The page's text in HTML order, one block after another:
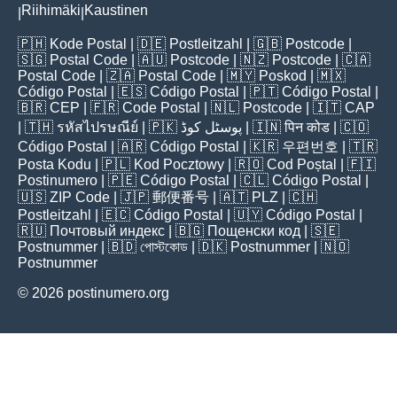
Riihimäki Kaustinen
🇵🇭 Kode Postal | 🇩🇪 Postleitzahl | 🇬🇧 Postcode
🇸🇬 Postal Code | 🇦🇺 Postcode | 🇳🇿 Postcode | 🇨🇦
Postal Code | 🇿🇦 Postal Code | 🇲🇾 Poskod
| 🇲🇽
Código Postal
| 🇪🇸 Código Postal | 🇵🇹 Código Postal
🇧🇷 CEP | 🇫🇷 Code Postal | 🇳🇱 Postcode | 🇮🇹 CAP
| 🇹🇭 รหัสไปรษณีย์ | 🇵🇰 پوسٹل کوڈ | 🇮🇳पिन कोड | 🇨🇴
Código Postal
| 🇦🇷 Código Postal | 🇰🇷 우편번호
| 🇹🇷
Posta Kodu | 🇵🇱 Kod Pocztowy | 🇷🇴 Cod Poștal
| 🇫🇮
Postinumero | 🇵🇪 Código Postal | 🇨🇱 Código Postal
🇺🇸 ZIP Code | 🇯🇵 郵便番号 | 🇦🇹 PLZ | 🇨🇭
Postleitzahl
| 🇪🇨 Código Postal | 🇺🇾 Código Postal
🇷🇺 Почтовый индекс | 🇧🇬 Пощенски код | 🇸🇪
Postnummer | 🇧🇩 পোস্টকোড | 🇩🇰 Postnummer | 🇳🇴
Postnummer
© 2026 postinumero.org